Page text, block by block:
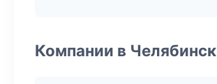
Компании в Челябинск